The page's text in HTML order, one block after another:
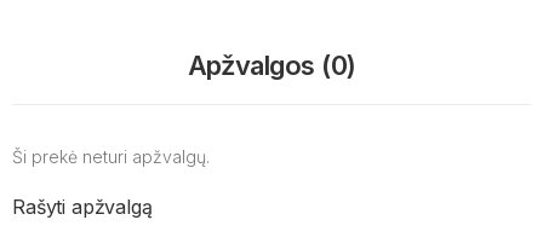
Apžvalgos (0)
Ši prekė neturi apžvalgų.
Rašyti apžvalgą